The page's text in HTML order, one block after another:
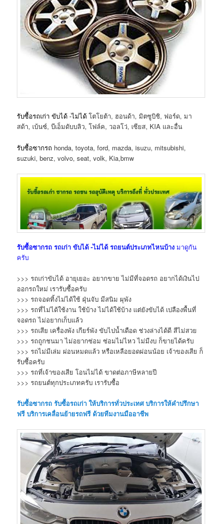
รับซื้อรถเก่า ขับได้ -ไม่ได้ โตโยต้า, ฮอนด้า, มิตซูบิชิ, ฟอร์ด, มา
สด้า, เบ้นซ์, บีเอ็มดับบลิว, โฟล์ค, วอลโว่, เซียส, KIA และอื่น
รับซื้อซากรถ honda, toyota, ford, mazda, isuzu, mitsubishi,
suzuki, benz, volvo, seat, volk, Kia,bmw
รับซื้อซากรถ รถเก่า ขับได้ -ไม่ได้ รถยนต์ประเภทไหนบ้าง มาดูกัน
ครับ
>>> รถเก่าขับได้ อายุเยอะ อยากขาย ไม่มีที่จอดรถ อยากได้เงินไป
ออกรถใหม่ เรารับซื้อครับ
>>> รถจอดทิ้งไม่ได้ใช้ ฝุ่นจับ มีสนิม ผุพัง
>>> รถที่ไม่ได้ใช้งาน ใช้บ้าง ไม่ได้ใช้บ้าง แต่ยังขับได้ เปลืองพื้นที่
จอดรถ ไม่อยากเก็บแล้ว
>>> รถเสีย เครื่องพัง เกียร์พัง ขับไปน้ำเดือด ช่วงล่างได้ดี สีไม่สวย
>>> รถถูกชนมา ไม่อยากซ่อม ซ่อมไม่ไหว ไม่มีงบ ก็ขายได้ครับ
>>> รถไม่มีเล่ม ผ่อนหมดแล้ว หรือเหลือยอดผ่อนน้อย เจ้าของเสีย ก็
รับซื้อครับ
>>> รถที่เจ้าของเสีย โอนไม่ได้ ขาดต่อภาษีหลายปี
>>> รถยนต์ทุกประเภทครับ เรารับซื้อ
รับซื้อซากรถ รับซื้อรถเก่า ให้บริการทั่วประเทศ บริการให้คำปรึกษา
ฟรี บริการเคลื่อนย้ายรถฟรี ด้วยทีมงานมืออาชีพ